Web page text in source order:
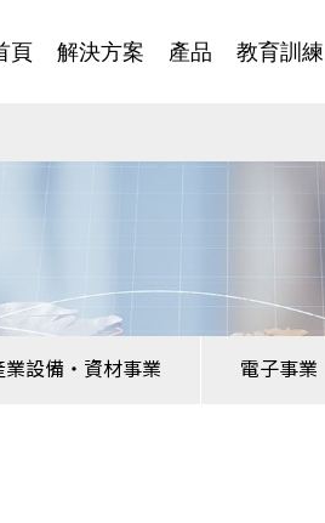
頁 解決方案 產品 教育訓練
業設備・資材事業 電子事業